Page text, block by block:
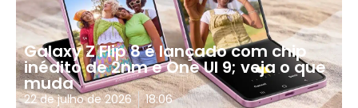
Galaxy Z Flip 8 é lançado com chip
inédito de 2nm e One UI 9; veja o que
muda
22 de julho de 2026 18:06